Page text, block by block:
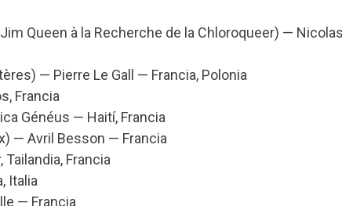
Queen à la Recherche de la Chloroqueer) —
— Pierre Le Gall — Francia, Polonia
Francia
Généus — Haití, Francia
— Avril Besson — Francia
Francia
Italia
— Francia